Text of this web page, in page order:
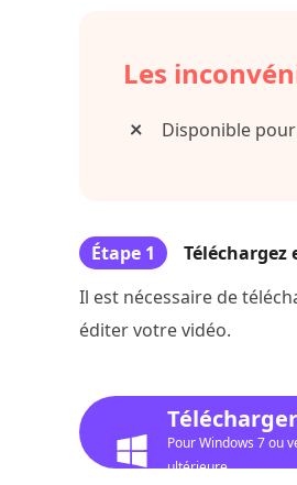
Les
Disponible
Étape 1
Il est nécessaire de
éditer votre vidéo.
Télécharger
Pour Windows 7 ou
ultérieure